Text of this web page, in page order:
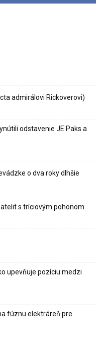
admirálovi Rickoverovi)
odstavenie JE Paks a
o dva roky dlhšie
s tríciovým pohonom
upevňuje pozíciu medzi
fúznu elektráreň pre